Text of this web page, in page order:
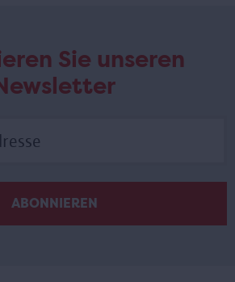
Sie unseren